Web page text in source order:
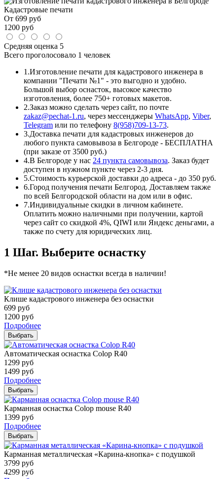
Кадастровые печати
От 699 руб
1200 руб
Средняя оценка 5
Всего проголосовало 1 человек
1.Изготовление печати для кадастрового инженера в
компании "Печати №1" - это выгодно и удобно.
Большой выбор оснасток, высокое качество
изготовления, более 750+ готовых макетов.
2.Заказ можно сделать через сайт, по почте
zakaz@pechat-1.ru, через мессенджеры WhatsApp, Viber,
Telegram или по телефону 8(958)709-13-73.
3.Доставка печати для кадастровых инженеров до
любого пункта самовывоза в Белгороде - БЕСПЛАТНА
(при заказе от 3500 руб.)
4.В Белгороде у нас 24 пункта самовывоза. Заказ будет
доступен в нужном пункте через 2-3 дня.
5.Стоимость курьерской доставки до адреса - до 350 руб.
6.Город получения печати Белгород. Доставляем также
по всей Белгородской области на дом или в офис.
7.Индивидуальные скидки в личном кабинете.
Оплатить можно наличными при получении, картой
через сайт со скидкой 4%, QIWI или Яндекс деньгами, а
также по счету для юридических лиц.
1 Шаг. Выберите оснастку
*Не менее 20 видов оснастки всегда в наличии!
Клише кадастрового инженера без оснастки
699 руб
1200 руб
Подробнее
Выбрать
Автоматическая оснастка Colop R40
1299 руб
1499 руб
Подробнее
Выбрать
Карманная оснастка Colop mouse R40
1399 руб
Подробнее
Выбрать
Карманная металлическая «Карина-кнопка» с подушкой
3799 руб
4299 руб